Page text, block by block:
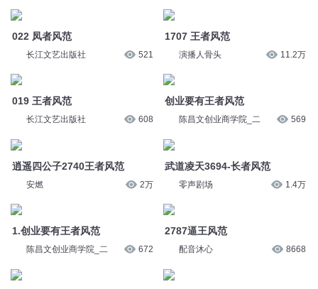
022 凤者风范
长江文艺出版社 521
019 王者风范
长江文艺出版社 608
逍遥四公子2740王者风范
安燃 2万
1.创业要有王者风范
陈昌文创业商学院_二 672
1707 王者风范
演播人骨头 11.2万
创业要有王者风范
陈昌文创业商学院_二 569
武道凌天3694-长者风范
零声剧场 1.4万
2787逼王风范
配音沐心 8668